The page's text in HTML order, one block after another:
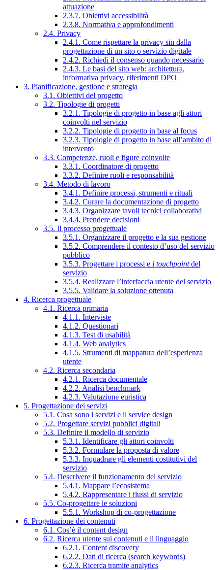
attuazione
2.3.7. Obiettivi accessibilità
2.3.8. Normativa e approfondimenti
2.4. Privacy
2.4.1. Come rispettare la privacy sin dalla
progettazione di un sito o servizio digitale
2.4.2. Richiedi il consenso quando necessario
2.4.3. Le basi del sito web: architettura,
informativa privacy, riferimenti DPO
3. Pianificazione, gestione e strategia
3.1. Obiettivi del progetto
3.2. Tipologie di progetti
3.2.1. Tipologie di progetto in base agli attori
coinvolti nel servizio
3.2.2. Tipologie di progetto in base al focus
3.2.3. Tipologie di progetto in base all’ambito di
intervento
3.3. Competenze, ruoli e figure coinvolte
3.3.1. Coordinatore di progetto
3.3.2. Definire ruoli e responsabilità
3.4. Metodo di lavoro
3.4.1. Definire processi, strumenti e rituali
3.4.2. Curare la documentazione di progetto
3.4.3. Organizzare tavoli tecnici collaborativi
3.4.4. Prendere decisioni
3.5. Il processo progettuale
3.5.1. Organizzare il progetto e la sua gestione
3.5.2. Comprendere il contesto d’uso del servizio
pubblico
3.5.3. Progettare i processi e i touchpointdel
servizio
3.5.4. Realizzare l’interfaccia utente del servizio
3.5.5. Validare la soluzione ottenuta
4. Ricerca progettuale
4.1. Ricerca primaria
4.1.1. Interviste
4.1.2. Questionari
4.1.3. Test di usabilità
4.1.4. Web analytics
4.1.5. Strumenti di mappatura dell’esperienza
utente
4.2. Ricerca secondaria
4.2.1. Ricerca documentale
4.2.2. Analisi benchmark
4.2.3. Valutazione euristica
5. Progettazione dei servizi
5.1. Cosa sono i servizi e il service design
5.2. Progettare servizi pubblici digitali
5.3. Definire il modello di servizio
5.3.1. Identificare gli attori coinvolti
5.3.2. Formulare la proposta di valore
5.3.3. Inquadrare gli elementi costitutivi del
servizio
5.4. Descrivere il funzionamento del servizio
5.4.1. Mappare l’ecosistema
5.4.2. Rappresentare i flussi di servizio
5.5. Co-progettare le soluzioni
5.5.1. Workshop di co-progettazione
6. Progettazione dei contenuti
6.1. Cos’è il content design
6.2. Ricerca utente sui contenuti e il linguaggio
6.2.1. Content discovery
6.2.2. Dati di ricerca (search keywords)
6.2.3. Ricerca tramite analytics